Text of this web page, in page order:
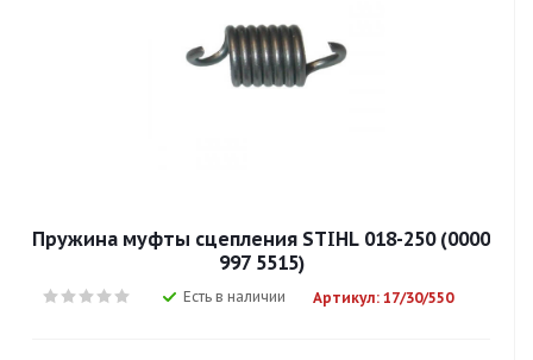
Пружина муфты сцепления STIHL 018-250 (0000
997 5515)
Есть в наличии Артикул: 17/30/550